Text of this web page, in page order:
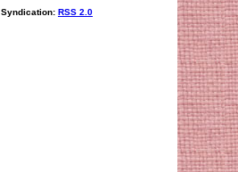
Syndication: RSS 2.0